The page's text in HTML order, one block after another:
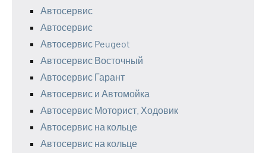
Автосервис
Автосервис
Автосервис Peugeot
Автосервис Восточный
Автосервис Гарант
Автосервис и Автомойка
Автосервис Моторист. Ходовик
Автосервис на кольце
Автосервис на кольце